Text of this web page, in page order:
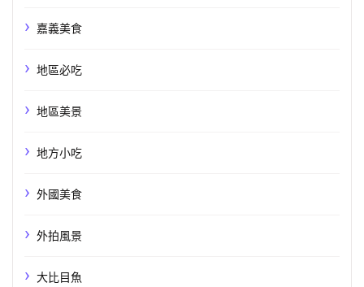
嘉義美食
地區必吃
地區美景
地方小吃
外國美食
外拍風景
大比目魚